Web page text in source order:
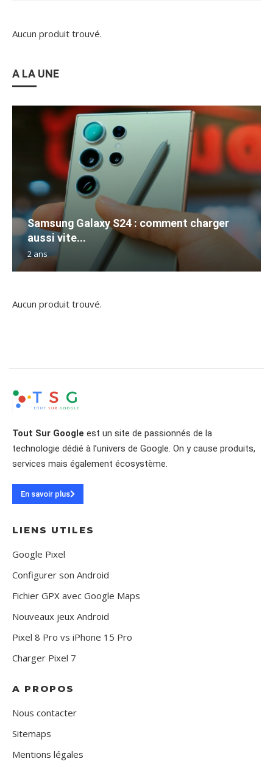
Aucun produit trouvé.
A LA UNE
Samsung Galaxy S24 : comment charger
aussi vite...
2 ans
Aucun produit trouvé.
Tout Sur Google est un site de passionnés de la
technologie dédié à l’univers de Google. On y cause produits,
services mais également écosystème.
En savoir plus
LIENS UTILES
Google Pixel
Configurer son Android
Fichier GPX avec Google Maps
Nouveaux jeux Android
Pixel 8 Pro vs iPhone 15 Pro
Charger Pixel 7
A PROPOS
Nous contacter
Sitemaps
Mentions légales